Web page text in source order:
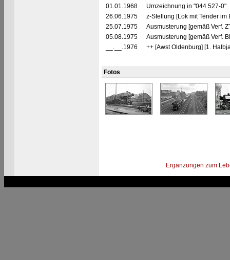
01.01.1968
Umzeichnung in "044 527-0"
26.06.1975
z-Stellung [Lok mit Tender
25.07.1975
Ausmusterung [gemäß Verf.
05.08.1975
Ausmusterung [gemäß Verf.
__.__.1976
++ [Awst Oldenburg] [1.
Fotos
Ergänzungen zum